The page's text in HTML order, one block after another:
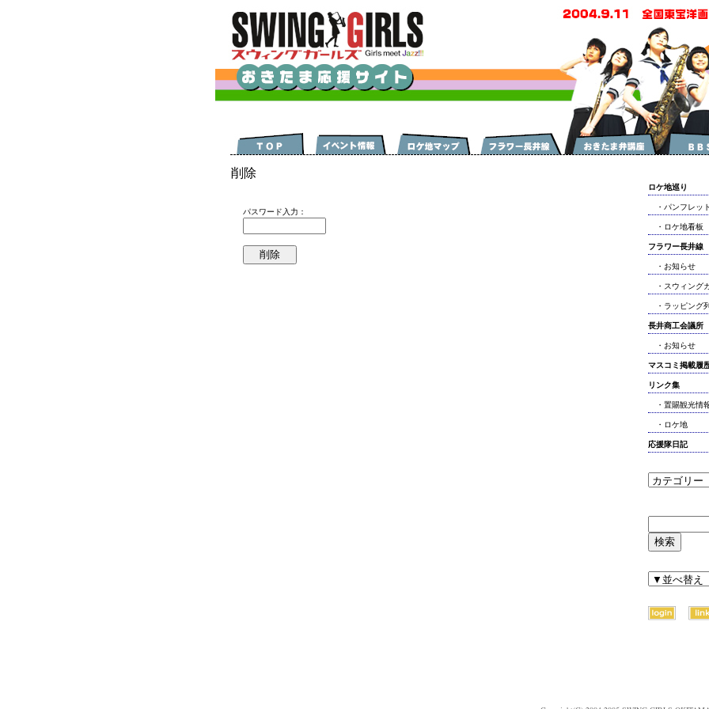
削除
パスワード入力：
ロケ地巡り
・パンフレッ
・ロケ地看板
フラワー長井線
・お知らせ
・スウィング
・ラッピング
長井商工会議所
・お知らせ
マスコミ掲載履
リンク集
・置賜観光情
・ロケ地
応援隊日記